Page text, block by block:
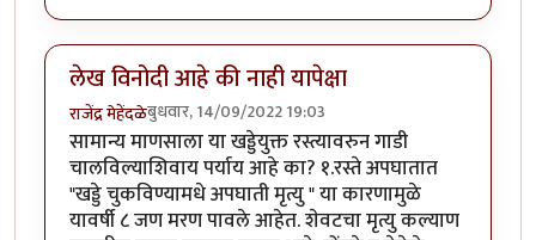
लेख विनोदी आहे की नाही यापेक्षा
राजेंद्र मेहेंदळेबुधवार, 14/09/2022 19:03
सामान्य माणसाला या खड्डेयुक्त रस्त्यावरुन गाडी
चालविल्याशिवाय पर्याय आहे का? १.रस्ते अपघातात
"खड्डे चुकविण्यामधे अपघाती मृत्यु " या कारणामुळे
यावर्षी ८ जण मरण पावले आहेत. शेवटचा मृत्यु कल्याण